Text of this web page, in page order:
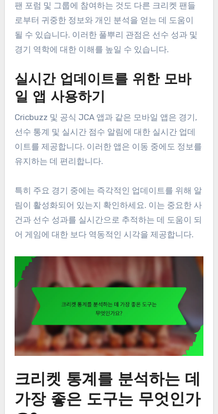
팬 포럼 및 그룹에 참여하는 것도 다른 크리켓 팬들
로부터 귀중한 정보와 개인 분석을 얻는 데 도움이
될 수 있습니다. 이러한 풀뿌리 관점은 선수 성과 및
경기 역학에 대한 이해를 높일 수 있습니다.
실시간 업데이트를 위한 모바
일 앱 사용하기
Cricbuzz 및 공식 JCA 앱과 같은 모바일 앱은 경기,
선수 통계 및 실시간 점수 알림에 대한 실시간 업데
이트를 제공합니다. 이러한 앱은 이동 중에도 정보를
유지하는 데 편리합니다.
특히 주요 경기 중에는 즉각적인 업데이트를 위해 알
림이 활성화되어 있는지 확인하세요. 이는 중요한 사
건과 선수 성과를 실시간으로 추적하는 데 도움이 되
어 게임에 대한 보다 역동적인 시각을 제공합니다.
크리켓 통계를 분석하는 데
가장 좋은 도구는 무엇인가